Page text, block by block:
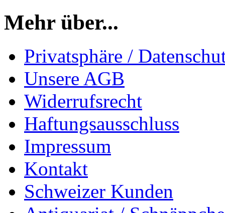
Mehr über...
Privatsphäre /
Unsere AGB
Widerrufsrecht
Haftungsausschluss
Impressum
Kontakt
Schweizer Kunden